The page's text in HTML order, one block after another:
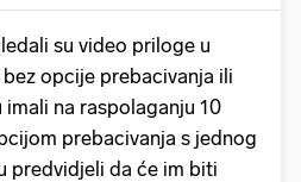
su video priloge u
opcije prebacivanja ili
imali na raspolaganju 10
prebacivanja s jednog
predvidjeli da će im biti